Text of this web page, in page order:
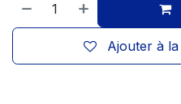
Ajouter à